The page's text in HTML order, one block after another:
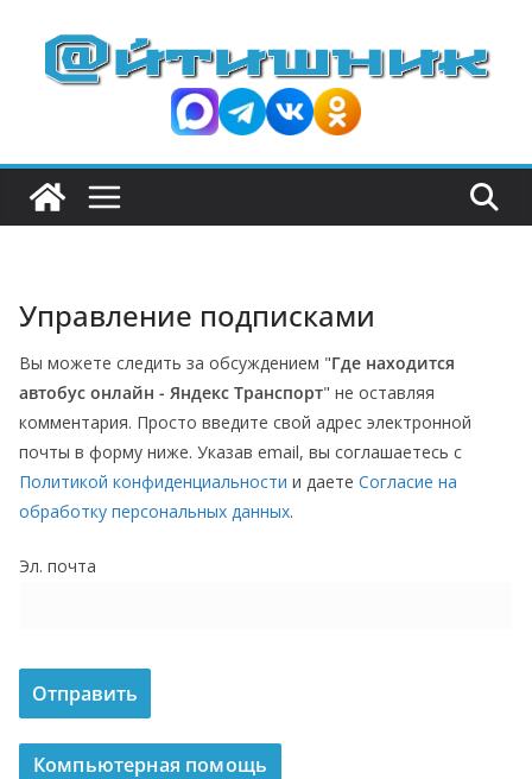
Управление подписками
Вы можете следить за обсуждением "Где находится
автобус онлайн - Яндекс Транспорт" не оставляя
комментария. Просто введите свой адрес электронной
почты в форму ниже. Указав email, вы соглашаетесь с
Политикой конфиденциальности и даете Согласие на
обработку персональных данных.
Эл. почта
Компьютерная помощь